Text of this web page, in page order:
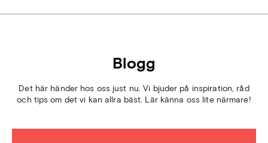
Blogg
Det här händer hos oss just nu. Vi bjuder på inspiration, råd
och tips om det vi kan allra bäst. Lär känna oss lite närmare!